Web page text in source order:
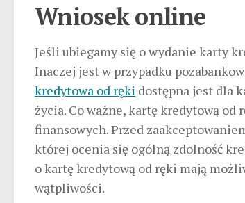
Wniosek online
Jeśli ubiegamy się o wydanie karty
Inaczej jest w przypadku
kredytowa od ręki dostępna jest dla
życia. Co ważne, kartę kredytową od
finansowych. Przed
której ocenia się ogólną zdolność
o kartę kredytową od ręki mają
wątpliwości.